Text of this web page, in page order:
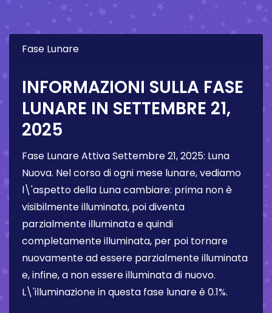
Fase Lunare
INFORMAZIONI SULLA FASE
LUNARE IN SETTEMBRE 21,
2025
Fase Lunare AttivaSettembre 21, 2025: Luna
Nuova. Nel corso di ogni mese lunare, vediamo
l\'aspetto della Luna cambiare: prima non è
visibilmente illuminata, poi diventa
parzialmente illuminata e quindi
completamente illuminata, per poi tornare
nuovamente ad essere parzialmente illuminata
e, infine, a non essere illuminata di nuovo.
L\'illuminazione in questa fase lunare è0.1%.